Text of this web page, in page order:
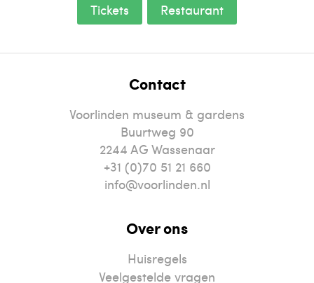
Tickets
Restaurant
Contact
Voorlinden museum & gardens
Buurtweg 90
2244 AG Wassenaar
+31 (0)70 51 21 660
info@voorlinden.nl
Over ons
Huisregels
Veelgestelde vragen